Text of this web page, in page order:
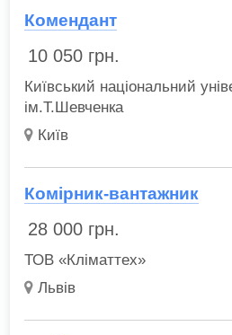
Комендант
10 050 грн.
Київський національний
ім.Т.Шевченка
Київ
Комірник-вантажник
28 000 грн.
ТОВ «Кліматтех»
Львів